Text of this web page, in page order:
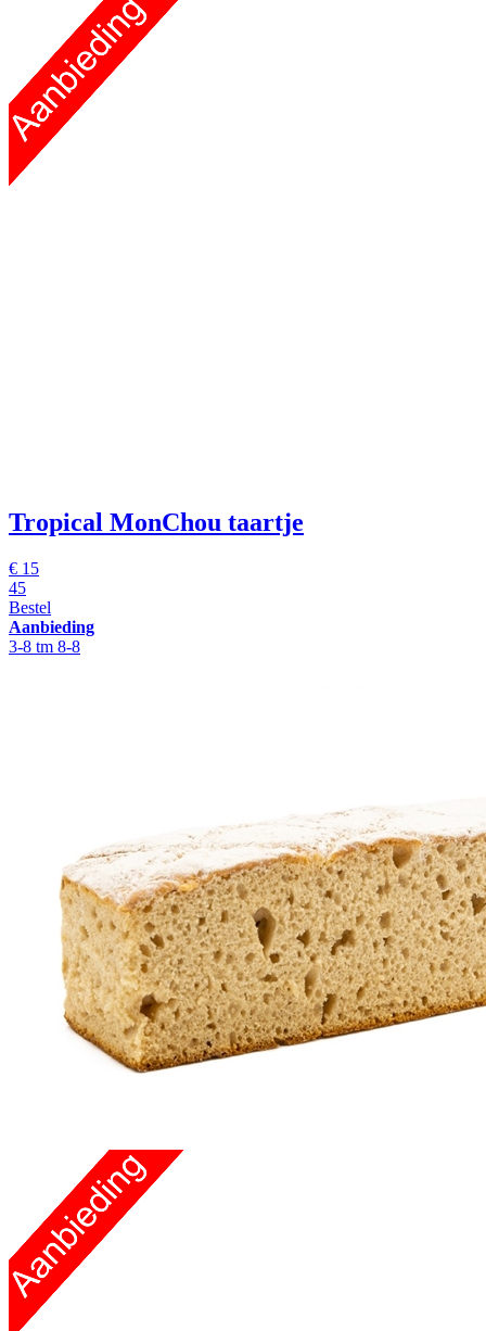
Tropical MonChou taartje
€ 15
45
Bestel
Aanbieding
3-8 tm 8-8